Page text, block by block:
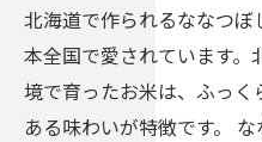
北海道で作られるななつ
本全国で愛されています
境で育ったお米は、ふっ
ある味わいが特徴です。